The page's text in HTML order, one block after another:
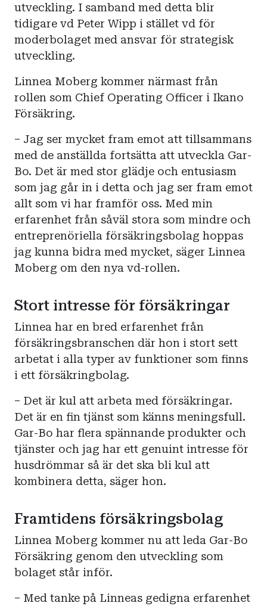
utveckling. I samband med detta blir
tidigare vd Peter Wipp i stället vd för
moderbolaget med ansvar för strategisk
utveckling.
Linnea Moberg kommer närmast från
rollen som Chief Operating Officer i Ikano
Försäkring.
–­­ Jag ser mycket fram emot att tillsammans
med de anställda fortsätta att utveckla Gar-
Bo. Det är med stor glädje och entusiasm
som jag går in i detta och jag ser fram emot
allt som vi har framför oss. Med min
erfarenhet från såväl stora som mindre och
entreprenöriella försäkringsbolag hoppas
jag kunna bidra med mycket, säger Linnea
Moberg om den nya vd-rollen.
Stort intresse för försäkringar
Linnea har en bred erfarenhet från
försäkringsbranschen där hon i stort sett
arbetat i alla typer av funktioner som finns
i ett försäkringbolag.
– Det är kul att arbeta med försäkringar.
Det är en fin tjänst som känns meningsfull.
Gar-Bo har flera spännande produkter och
tjänster och jag har ett genuint intresse för
husdrömmar så är det ska bli kul att
kombinera detta, säger hon.
Framtidens försäkringsbolag
Linnea Moberg kommer nu att leda Gar-Bo
Försäkring genom den utveckling som
bolaget står inför.
– Med tanke på Linneas gedigna erfarenhet